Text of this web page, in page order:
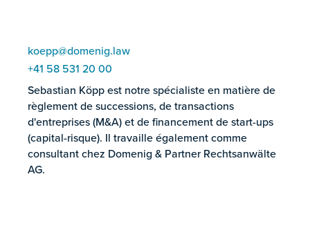
koepp@domenig.law
+41 58 531 20 00
Sebastian Köpp est notre spécialiste en matière de
règlement de successions, de transactions
d'entreprises (M&A) et de financement de start-ups
(capital-risque). Il travaille également comme
consultant chez Domenig & Partner Rechtsanwälte
AG.